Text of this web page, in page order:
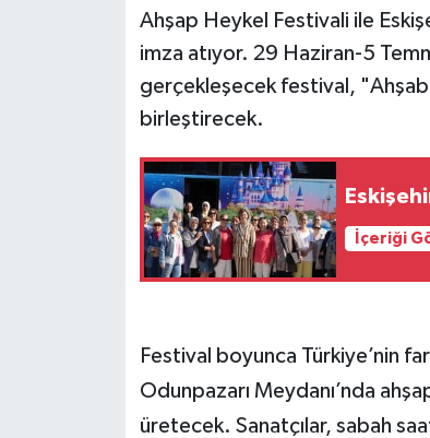
Ahşap Heykel Festivali ile
imza atıyor. 29 Haziran-5
gerçekleşecek festival,
birleştirecek.
İçeriği
Festival boyunca Türkiye’nin
Odunpazarı Meydanı’nda
üretecek. Sanatçılar, sabah